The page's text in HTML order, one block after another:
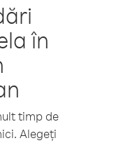
în
timp de
Alegeți